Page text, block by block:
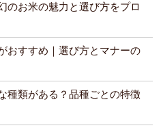
のお米の魅力と選び方をプロ
おすすめ｜選び方とマナーの
種類がある？品種ごとの特徴